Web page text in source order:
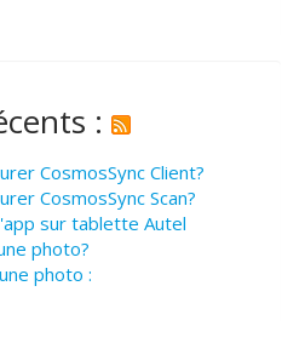
:
CosmosSync Client?
CosmosSync Scan?
sur tablette Autel
photo?
photo :